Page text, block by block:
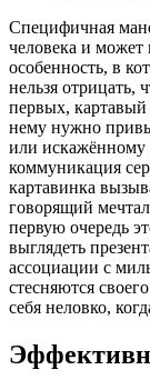
Специфичная
человека и
особенность, в
нельзя отрицать,
первых, картавый
нему нужно
или искажённому
коммуникация
картавинка
говорящий
первую очередь
выглядеть
ассоциации с
стесняются
себя неловко,